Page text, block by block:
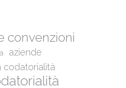
convenzioni
aziende
codatorialità